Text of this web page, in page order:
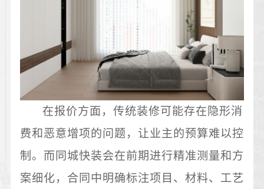
在报价方面，传统装修可能存在隐形消
费和恶意增项的问题，让业主的预算难以控
制。而同城快装会在前期进行精准测量和方
案细化，合同中明确标注项目、材料、工艺